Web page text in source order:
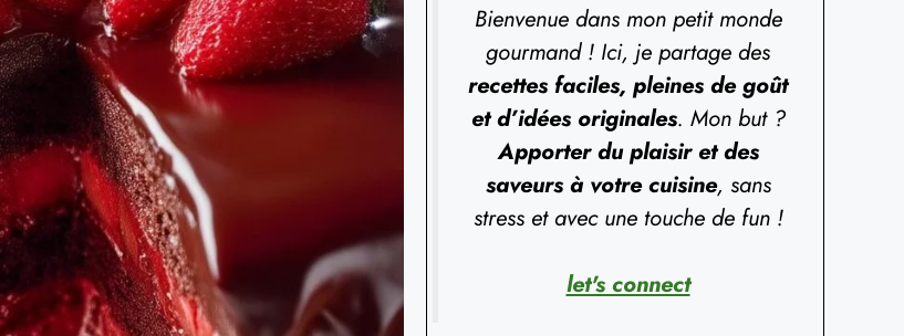
Bienvenue dans mon petit monde
gourmand ! Ici, je partage des
recettes faciles, pleines de goût
et d’idées originales. Mon but ?
Apporter du plaisir et des
saveurs à votre cuisine, sans
stress et avec une touche de fun !
let's connect